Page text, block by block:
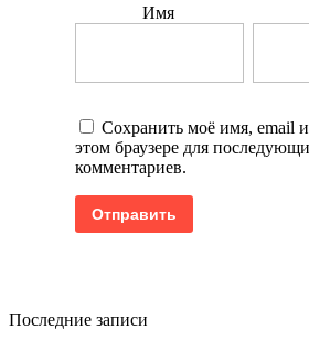
Имя
Сохранить моё имя, email и
этом браузере для
комментариев.
Последние записи